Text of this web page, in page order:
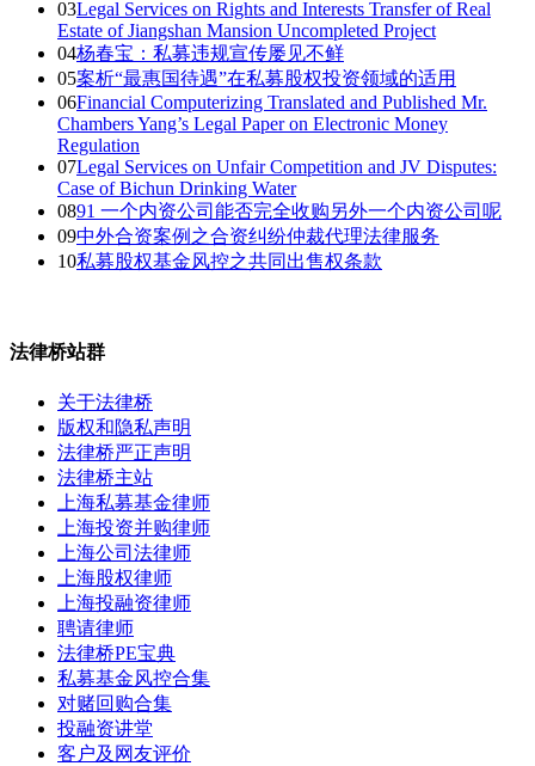
03Legal Services on Rights and Interests Transfer of Real
Estate of Jiangshan Mansion Uncompleted Project
04杨春宝：私募违规宣传屡见不鲜
05案析“最惠国待遇”在私募股权投资领域的适用
06Financial Computerizing Translated and Published Mr.
Chambers Yang’s Legal Paper on Electronic Money
Regulation
07Legal Services on Unfair Competition and JV Disputes:
Case of Bichun Drinking Water
0891 一个内资公司能否完全收购另外一个内资公司呢
09中外合资案例之合资纠纷仲裁代理法律服务
10私募股权基金风控之共同出售权条款
法律桥站群
关于法律桥
版权和隐私声明
法律桥严正声明
法律桥主站
上海私募基金律师
上海投资并购律师
上海公司法律师
上海股权律师
上海投融资律师
聘请律师
法律桥PE宝典
私募基金风控合集
对赌回购合集
投融资讲堂
客户及网友评价